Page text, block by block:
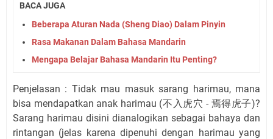
BACA JUGA
Beberapa Aturan Nada (Sheng Diao) Dalam Pinyin
Rasa Makanan Dalam Bahasa Mandarin
Mengapa Belajar Bahasa Mandarin Itu Penting?
Penjelasan : Tidak mau masuk sarang harimau, mana
bisa mendapatkan anak harimau (不入虎穴 - 焉得虎子)?
Sarang harimau disini dianalogikan sebagai bahaya dan
rintangan (jelas karena dipenuhi dengan harimau yang